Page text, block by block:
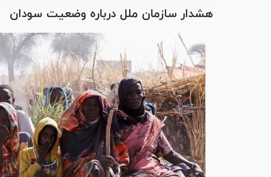
هشدار سازمان ملل درباره وضعیت سودان